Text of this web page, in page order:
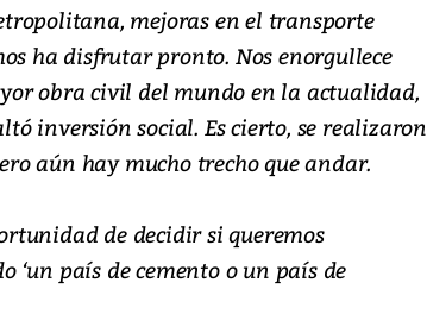
mejoras en el transporte
ha disfrutar pronto. Nos enorgullece
obra civil del mundo en la actualidad,
inversión social. Es cierto, se realizaron
aún hay mucho trecho que andar.
de decidir si queremos
‘un país de cemento o un país de